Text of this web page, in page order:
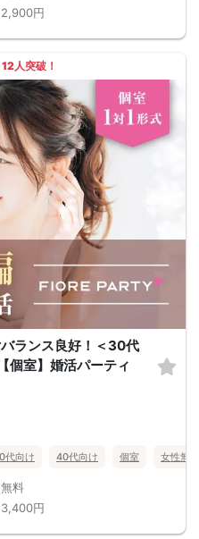
2,900円
12人突破！
ランス良好！＜30代
個室】婚活パーティ
代向け 40代向け 個室 女性無料
無料
3,400円